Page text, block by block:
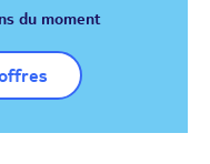
du moment